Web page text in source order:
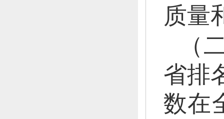
质量
（
省排
数在